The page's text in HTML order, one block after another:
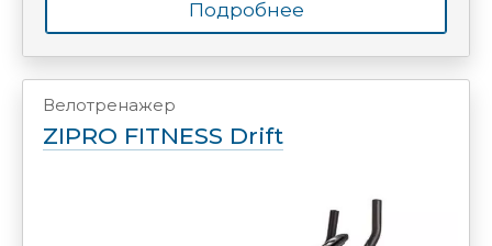
Подробнее
Велотренажер
ZIPRO FITNESS Drift